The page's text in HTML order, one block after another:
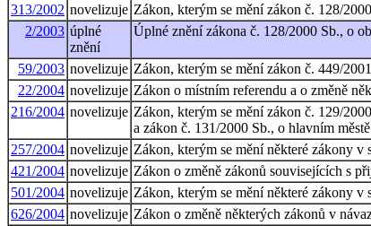
313/2002 novelizuje Zákon, kterým se mění zákon č. 128/
2/2003 úplné
znění
Úplné znění zákona č. 128/2000 Sb., o
59/2003 novelizuje Zákon, kterým se mění zákon č. 449/
22/2004 novelizuje Zákon o místním referendu a o změně
216/2004 novelizuje Zákon, kterým se mění zákon č. 129/
a zákon č. 131/2000 Sb., o hlavním
257/2004 novelizuje Zákon, kterým se mění některé zákony
421/2004 novelizuje Zákon o změně zákonů souvisejících s
501/2004 novelizuje Zákon, kterým se mění některé zákony
626/2004 novelizuje Zákon o změně některých zákonů v